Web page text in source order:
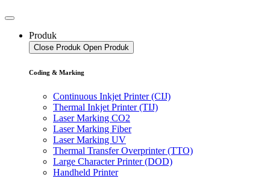
Produk
Close Produk Open Produk
Coding & Marking
Continuous Inkjet Printer (CIJ)
Thermal Inkjet Printer (TIJ)
Laser Marking CO2
Laser Marking Fiber
Laser Marking UV
Thermal Transfer Overprinter (TTO)
Large Character Printer (DOD)
Handheld Printer